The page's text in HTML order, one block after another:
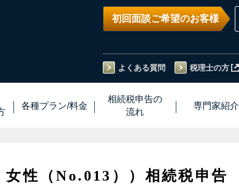
初回面談ご希望のお客様
よくある質問 税理士の方
各種プラン/料金
相続税申告の
流れ
専門家紹介
女性（No.013））相続税申告